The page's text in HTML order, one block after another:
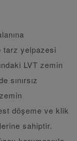
tarz yelpazesi
LVT zemin
sınırsız
döşeme ve klik
sahiptir.